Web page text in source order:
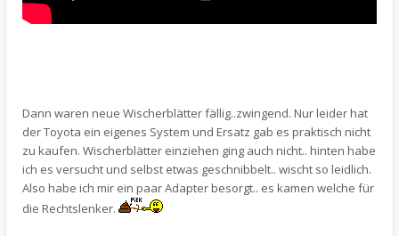
Dann waren neue Wischerblätter fällig..zwingend. Nur leider hat
der Toyota ein eigenes System und Ersatz gab es praktisch nicht
zu kaufen. Wischerblätter einziehen ging auch nicht.. hinten habe
ich es versucht und selbst etwas geschnibbelt.. wischt so leidlich.
Also habe ich mir ein paar Adapter besorgt.. es kamen welche für
die Rechtslenker.